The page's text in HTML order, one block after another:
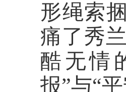
形绳索
痛了秀
酷无情
报”与“